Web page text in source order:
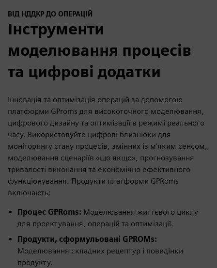
ВІД НДДКР ДО ОПЕРАЦІЙ
Інструменти
моделювання процесів
та цифрові додатки
Інновація та оптимізація операцій за допомогою
платформи GProms для високоточного моделювання,
цифрового дизайну та оптимізації в режимі реального
часу. Використовуйте цифрові близнюки для
моніторингу стану процесів, змінних із м'яким сенсом,
моделювання сценаріїв «що якщо», прогнозування
тривалості виконання та економічно ефективного
функціонування. Продукти платформи GPRoms
включають:
Процес GPRoms: Моделювання життєвого циклу
для проектування, операцій та оптимізації.
Продукти, сформульовані GPROMs:
Моделювання складних рецептур і поведінки
продукту.